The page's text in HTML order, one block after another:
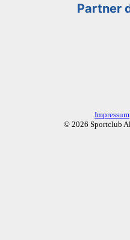
Partner
Impressum
© 2026 Sportclub